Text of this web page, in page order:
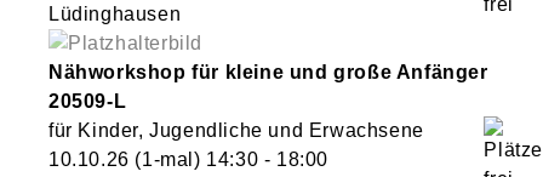
Lüdinghausen
Nähworkshop für kleine und große Anfänger
20509-L
für Kinder, Jugendliche und Erwachsene
10.10.26 (1-mal) 14:30 - 18:00